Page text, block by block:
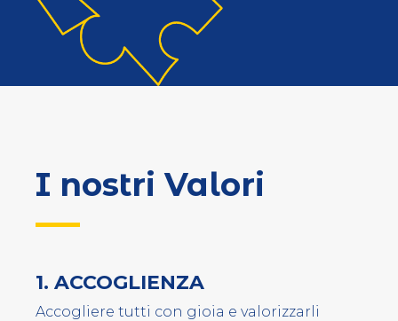
I nostri Valori
1. ACCOGLIENZA
Accogliere tutti con gioia e valorizzarli